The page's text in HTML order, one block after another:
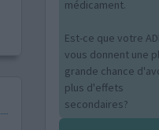
médicament.
Est-ce que votre
vous donnent une
grande chance
plus d'effets
secondaires?